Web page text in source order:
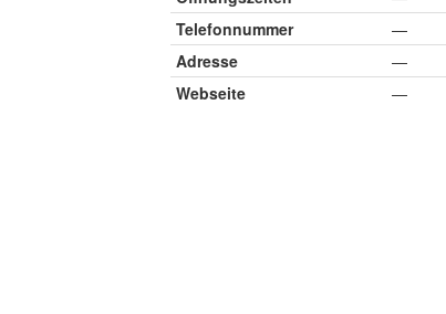
Telefonnummer
—
Adresse
—
Webseite
—